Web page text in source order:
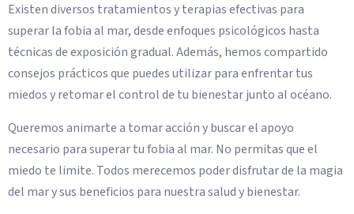
Existen diversos tratamientos y terapias efectivas para
superar la fobia al mar, desde enfoques psicológicos hasta
técnicas de exposición gradual. Además, hemos compartido
consejos prácticos que puedes utilizar para enfrentar tus
miedos y retomar el control de tu bienestar junto al océano.
Queremos animarte a tomar acción y buscar el apoyo
necesario para superar tu fobia al mar. No permitas que el
miedo te limite. Todos merecemos poder disfrutar de la magia
del mar y sus beneficios para nuestra salud y bienestar.